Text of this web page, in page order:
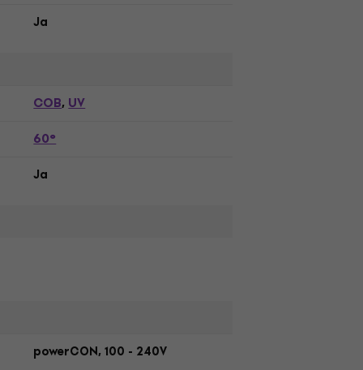
Ja
COB,UV
60°
Ja
powerCON, 100 - 240V